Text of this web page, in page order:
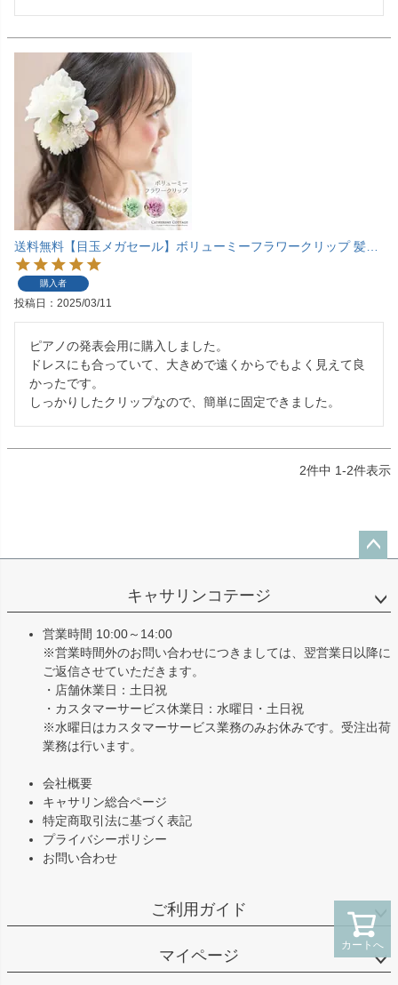
カートへ
送料無料【目玉メガセール】ボリューミーフラワークリップ 髪飾り ヘアアクセサリー TAK
購入者
投稿日 2025/03/11
ピアノの発表会用に購入しました。
ドレスにも合っていて、大きめで遠くからでもよく見えて良
かったです。
しっかりしたクリップなので、簡単に固定できました。
2件中 1-2件表示
ップ
キャサリンコテージ
営業時間 10:00～14:00
※営業時間外のお問い合わせにつきましては、翌営業日以降に
ご返信させていただきます。
・店舗休業日：土日祝
・カスタマーサービス休業日：水曜日・土日祝
※水曜日はカスタマーサービス業務のみお休みです。受注出荷
業務は行います。
会社概要
キャサリン総合ページ
特定商取引法に基づく表記
プライバシーポリシー
お問い合わせ
ご利用ガイド
マイページ